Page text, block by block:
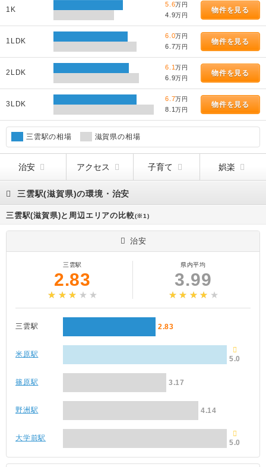
1K
5.6万円
4.9万円
物件を見る
1LDK
6.0万円
6.7万円
物件を見る
2LDK
6.1万円
6.9万円
物件を見る
3LDK
6.7万円
8.1万円
物件を見る
三雲駅の相場 滋賀県の相場
治安 アクセス 子育て 娯楽
三雲駅(滋賀県)の環境・治安
三雲駅(滋賀県)と周辺エリアの比較(※1)
治安
三雲駅
2.83
県内平均
3.99
三雲駅 2.83
米原駅
5.0
篠原駅 3.17
野洲駅 4.14
大学前駅
5.0